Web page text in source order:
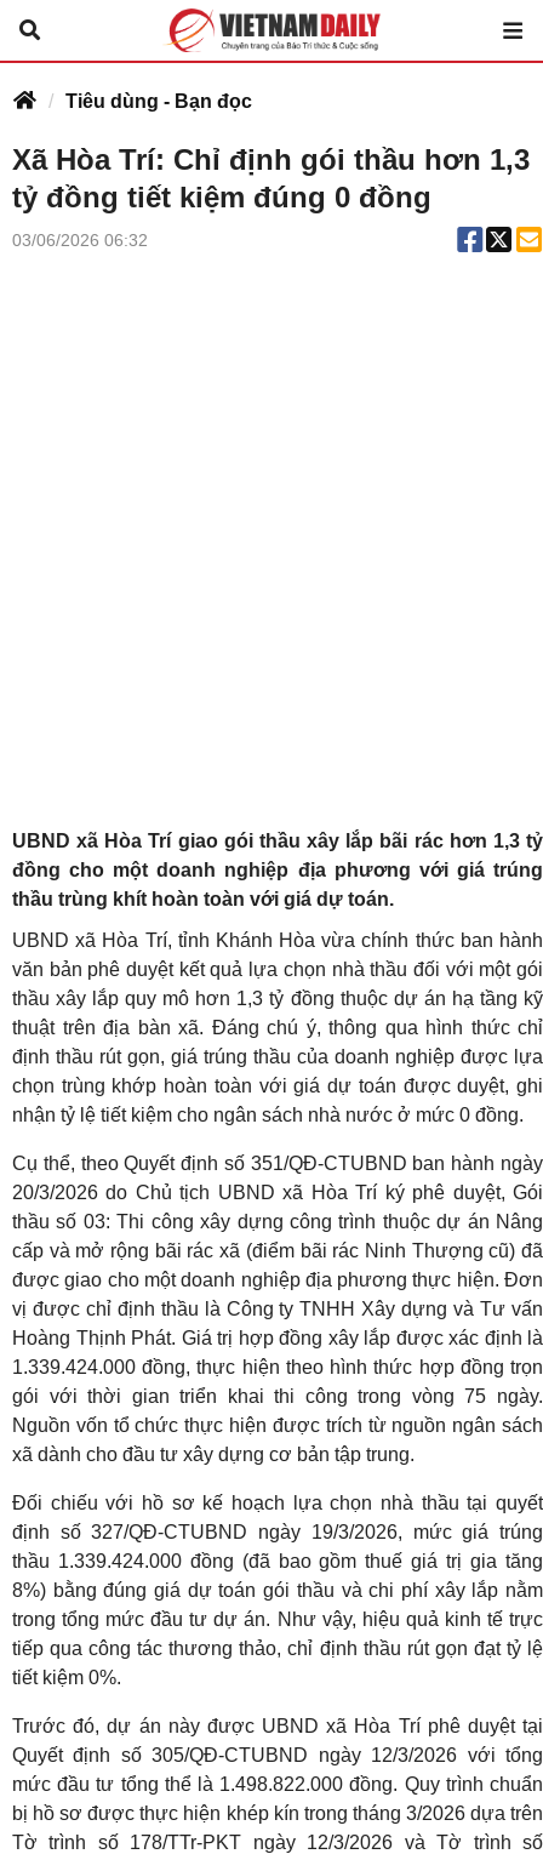
Tiêu dùng - Bạn đọc
Xã Hòa Trí: Chỉ định gói thầu hơn 1,3
tỷ đồng tiết kiệm đúng 0 đồng
03/06/2026 06:32
UBND xã Hòa Trí giao gói thầu xây lắp bãi rác hơn 1,3 tỷ
đồng cho một doanh nghiệp địa phương với giá trúng
thầu trùng khít hoàn toàn với giá dự toán.
UBND xã Hòa Trí, tỉnh Khánh Hòa vừa chính thức ban hành
văn bản phê duyệt kết quả lựa chọn nhà thầu đối với một gói
thầu xây lắp quy mô hơn 1,3 tỷ đồng thuộc dự án hạ tầng kỹ
thuật trên địa bàn xã. Đáng chú ý, thông qua hình thức chỉ
định thầu rút gọn, giá trúng thầu của doanh nghiệp được lựa
chọn trùng khớp hoàn toàn với giá dự toán được duyệt, ghi
nhận tỷ lệ tiết kiệm cho ngân sách nhà nước ở mức 0 đồng.
Cụ thể, theo Quyết định số 351/QĐ-CTUBND ban hành ngày
20/3/2026 do Chủ tịch UBND xã Hòa Trí ký phê duyệt, Gói
thầu số 03: Thi công xây dựng công trình thuộc dự án Nâng
cấp và mở rộng bãi rác xã (điểm bãi rác Ninh Thượng cũ) đã
được giao cho một doanh nghiệp địa phương thực hiện. Đơn
vị được chỉ định thầu là Công ty TNHH Xây dựng và Tư vấn
Hoàng Thịnh Phát. Giá trị hợp đồng xây lắp được xác định là
1.339.424.000 đồng, thực hiện theo hình thức hợp đồng trọn
gói với thời gian triển khai thi công trong vòng 75 ngày.
Nguồn vốn tổ chức thực hiện được trích từ nguồn ngân sách
xã dành cho đầu tư xây dựng cơ bản tập trung.
Đối chiếu với hồ sơ kế hoạch lựa chọn nhà thầu tại quyết
định số 327/QĐ-CTUBND ngày 19/3/2026, mức giá trúng
thầu 1.339.424.000 đồng (đã bao gồm thuế giá trị gia tăng
8%) bằng đúng giá dự toán gói thầu và chi phí xây lắp nằm
trong tổng mức đầu tư dự án. Như vậy, hiệu quả kinh tế trực
tiếp qua công tác thương thảo, chỉ định thầu rút gọn đạt tỷ lệ
tiết kiệm 0%.
Trước đó, dự án này được UBND xã Hòa Trí phê duyệt tại
Quyết định số 305/QĐ-CTUBND ngày 12/3/2026 với tổng
mức đầu tư tổng thể là 1.498.822.000 đồng. Quy trình chuẩn
bị hồ sơ được thực hiện khép kín trong tháng 3/2026 dựa trên
Tờ trình số 178/TTr-PKT ngày 12/3/2026 và Tờ trình số